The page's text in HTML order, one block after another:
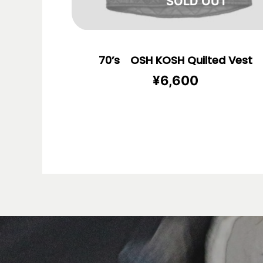
70’s OSH KOSH Quilted Vest
¥6,600